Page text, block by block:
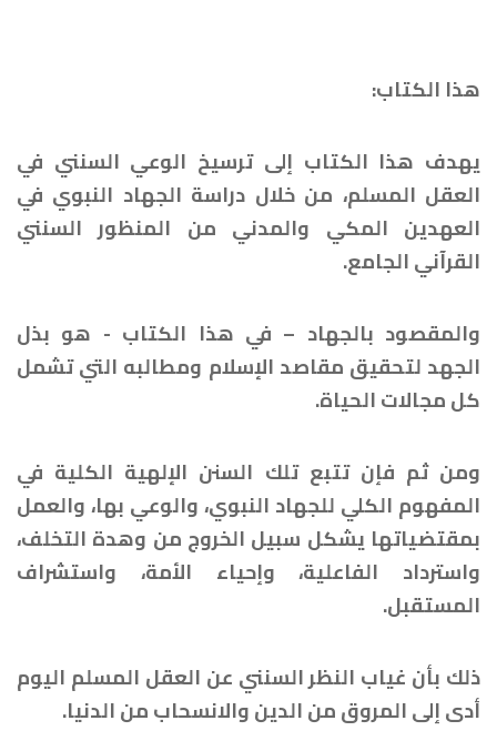
هذا الكتاب:
يهدف هذا الكتاب إلى ترسيخ الوعي السنني في
العقل المسلم، من خلال دراسة الجهاد النبوي في
العهدين المكي والمدني من المنظور السنني
القرآني الجامع.
والمقصود بالجهاد – في هذا الكتاب - هو بذل
الجهد لتحقيق مقاصد الإسلام ومطالبه التي تشمل
كل مجالات الحياة.
ومن ثم فإن تتبع تلك السنن الإلهية الكلية في
المفهوم الكلي للجهاد النبوي، والوعي بها، والعمل
بمقتضياتها يشكل سبيل الخروج من وهدة التخلف،
واسترداد الفاعلية، وإحياء الأمة، واستشراف
المستقبل.
ذلك بأن غياب النظر السنني عن العقل المسلم اليوم
أدى إلى المروق من الدين والانسحاب من الدنيا.